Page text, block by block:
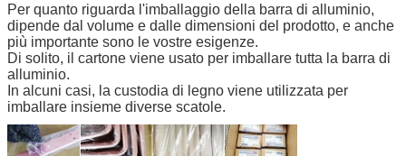
Per quanto riguarda l'imballaggio della barra di alluminio,
dipende dal volume e dalle dimensioni del prodotto, e anche
più importante sono le vostre esigenze.
Di solito, il cartone viene usato per imballare tutta la barra di
alluminio.
In alcuni casi, la custodia di legno viene utilizzata per
imballare insieme diverse scatole.